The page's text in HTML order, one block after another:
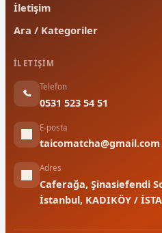
İletişim
Ara / Kategoriler
İLETIŞIM
Telefon
0531 523 54 51
E-posta
taicomatcha@gmail.com
Adres
Caferağa, Şinasiefendi
İstanbul, KADIKÖY /